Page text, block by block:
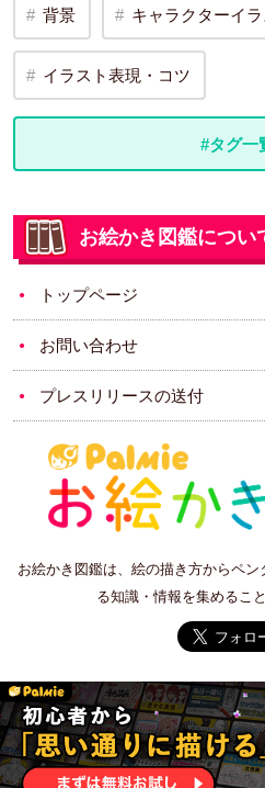
背景 キャラクターイラ
イラスト表現・コツ
#タグ一
お絵かき図鑑につい
トップページ
お問い合わせ
プレスリリースの送付
お絵かき図鑑は、絵の描き方からペ
る知識・情報を集めるこ